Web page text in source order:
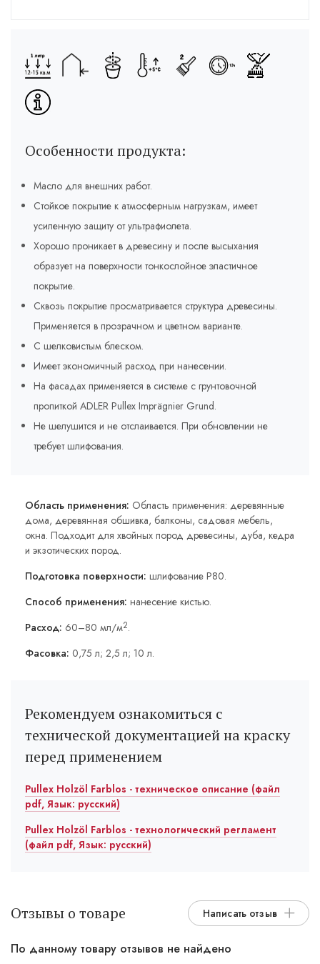
Особенности продукта:
Масло для внешних работ.
Стойкое покрытие к атмосферным нагрузкам, имеет
усиленную защиту от ультрафиолета.
Хорошо проникает в древесину и после высыхания
образует на поверхности тонкослойное эластичное
покрытие.
Сквозь покрытие просматривается структура древесины.
Применяется в прозрачном и цветном варианте.
С шелковистым блеском.
Имеет экономичный расход при нанесении.
На фасадах применяется в системе с грунтовочной
пропиткой ADLER Pullex Imprägnier Grund.
Не шелушится и не отслаивается. При обновлении не
требует шлифования.
Область применения: Область применения: деревянные
дома, деревянная обшивка, балконы, садовая мебель,
окна. Подходит для хвойных пород древесины, дуба, кедра
и экзотических пород.
Подготовка поверхности: шлифование P80.
Способ применения: нанесение кистью.
Расход: 60–80 мл/м2.
Фасовка: 0,75 л; 2,5 л; 10 л.
Рекомендуем ознакомиться с
технической документацией на краску
перед применением
Pullex Holzöl Farblos - техническое описание (файл
pdf, Язык: русский)
Pullex Holzöl Farblos - технологический регламент
(файл pdf, Язык: русский)
Отзывы о товаре Написать отзыв
По данному товару отзывов не найдено